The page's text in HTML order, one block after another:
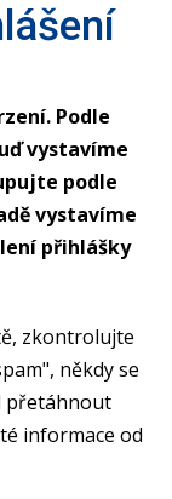
Podle
vystavíme
podle
vystavíme
přihlášky
zkontrolujte
někdy se
přetáhnout
informace od